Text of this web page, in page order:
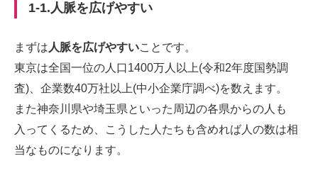
1-1.人脈を広げやすい
まずは 人脈を広げやすいことです。
東京は全国一位の人口1400万人以上(令和2年度国勢調
査)、企業数40万社以上(中小企業庁調べ)を数えます。
また神奈川県や埼玉県といった周辺の各県からの人も
入ってくるため、こうした人たちも含めれば人の数は相
当なものになります。